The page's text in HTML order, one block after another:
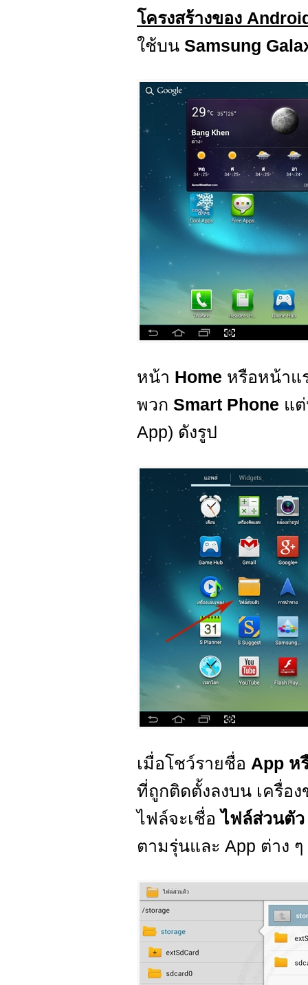
โครงสร้างของ
ใช้บน Samsung
หน้า Home หรือหน้าแ
พวก Smart Phone แ
App) ดังรูป
เมื่อโชว์รายชื่อ App ห
ที่ถูกติดตั้งลงบน เครื่อง
ไฟล์จะเชื่อไฟล์ส่วนตั
ตามรุ่นและ App ต่าง